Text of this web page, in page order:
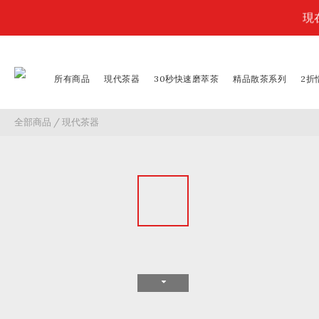
現
所有商品 現代茶器 30秒快速磨萃茶 精品散茶系列 2折
全部商品 /現代茶器